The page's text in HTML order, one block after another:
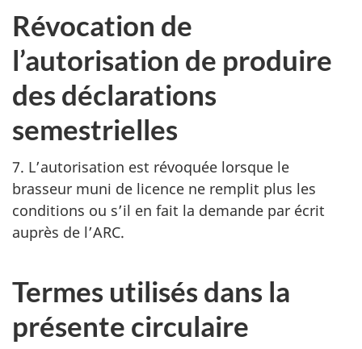
Révocation de
l’autorisation de produire
des déclarations
semestrielles
7. L’autorisation est révoquée lorsque le
brasseur muni de licence ne remplit plus les
conditions ou s’il en fait la demande par écrit
auprès de l’ARC.
Termes utilisés dans la
présente circulaire